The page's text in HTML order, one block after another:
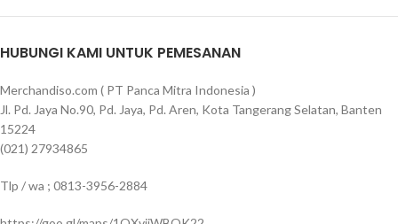
HUBUNGI KAMI UNTUK PEMESANAN
Merchandiso.com ( PT Panca Mitra Indonesia )
Jl. Pd. Jaya No.90, Pd. Jaya, Pd. Aren, Kota Tangerang Selatan, Banten
15224
(021) 27934865
Tlp / wa ; 0813-3956-2884